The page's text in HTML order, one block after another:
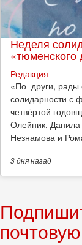
Неделя
«тюменского
Редакция
​«По_други,
солидарности с
четвёртой
Олейник,
Незнамова и
3 дняназад